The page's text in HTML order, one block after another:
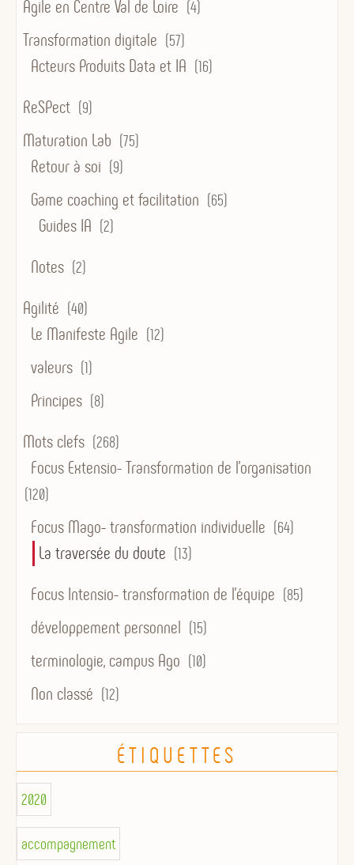
Agile en Centre Val de Loire (4)
Transformation digitale (57)
Acteurs Produits Data et IA (16)
ReSPect (9)
Maturation Lab (75)
Retour à soi (9)
Game coaching et facilitation (65)
Guides IA (2)
Notes (2)
Agilité (40)
Le Manifeste Agile (12)
valeurs (1)
Principes (8)
Mots clefs (268)
Focus Extensio- Transformation de l'organisation
(120)
Focus Mago- transformation individuelle (64)
La traversée du doute (13)
Focus Intensio- transformation de l'équipe (85)
développement personnel (15)
terminologie, campus Ago (10)
Non classé (12)
ÉTIQUETTES
2020
accompagnement